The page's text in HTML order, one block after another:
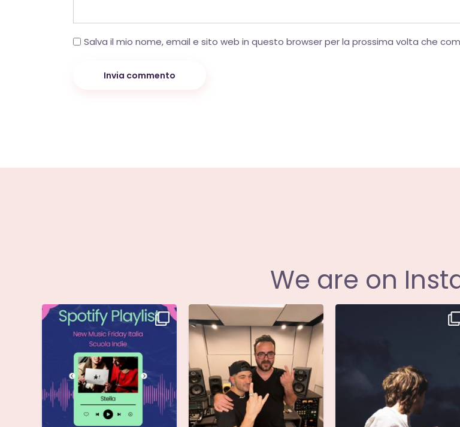
Salva il mio nome, email e sito web in questo browser per la prossima volta che
Invia commento
We are on
Stella di @musicadievandro è
disponibile su tutte...
Siamo entusiasti di annunciare
che @moseofficial...